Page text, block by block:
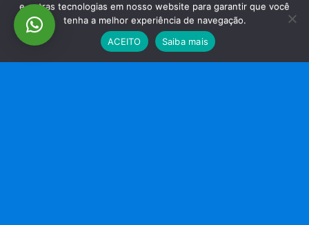
e outras tecnologias em nosso website para garantir que você
tenha a melhor experiência de navegação.
ACEITO
Saiba mais